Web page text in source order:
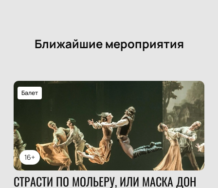
Ближайшие мероприятия
16+
Балет
СТРАСТИ ПО МОЛЬЕРУ, ИЛИ МАСКА ДОН